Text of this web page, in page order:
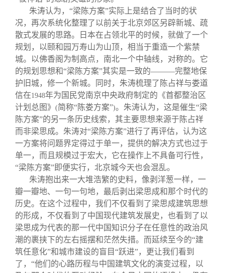
朱涛认为，“梁陈方案”实际上是结合了当时的状
况，再次系统化整理了以前关于北京郊区另辟新城、疏
散式发展的思路。日本在占领北平的时候，就做了一个
规划，以颐和园万寿山为山顶，相当于重造一个紫禁
城。以佛香阁为制高点，南北一个中轴线，对称的。它
的规划思想和“梁陈方案”其实是一致的———完整地保
护旧城，修一个新城。同时，朱涛梳理了陈占祥与娄道
信在1948年为国民党南京中央政府制定的《首都整治区
计划总图》 (简称“陈娄方案”)。朱涛认为，这是催生“梁
陈方案”的另一条历史线索，其主要思想来源于陈占祥
而非梁思成。朱涛对“梁陈方案”进行了再评估，认为这
一方案将问题界定得过于单一，提供的解决方式也过于
单一，而且规模过于宏大，它在操作上不具备可行性，
“梁陈方案”即便实行，北京城今天也会混乱。
朱涛抱出来一大堆浩繁的史料，像剥洋葱一样，一
瓣一瓣地、一句一句地，最后剥出梁思成和那个时代的
历史。在这个过程中，我们不仅看到了梁思成建筑思想
的形成，不仅看到了中国现代建筑发展史，也看到了以
梁思成为代表的那一代中国知识分子在任意性的政治风
潮的裹挟下的左右摇摆和茫然失措。而延续至今的“建
筑任意化”和城市建设的盲目“跃进”，更让我们看到
了，“他们的心路历程与中国建筑文化的演变过程，以